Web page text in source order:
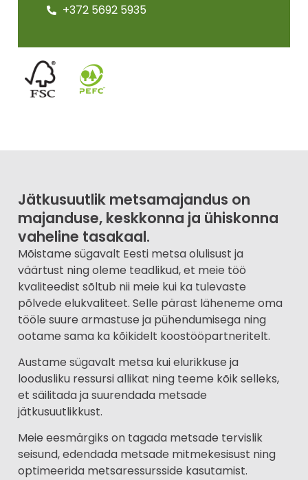
+372 5692 5935
Jätkusuutlik metsamajandus on
majanduse, keskkonna ja ühiskonna
vaheline tasakaal.
Mõistame sügavalt Eesti metsa olulisust ja
väärtust ning oleme teadlikud, et meie töö
kvaliteedist sõltub nii meie kui ka tulevaste
põlvede elukvaliteet. Selle pärast läheneme oma
tööle suure armastuse ja pühendumisega ning
ootame sama ka kõikidelt koostööpartneritelt.
Austame sügavalt metsa kui elurikkuse ja
loodusliku ressursi allikat ning teeme kõik selleks,
et säilitada ja suurendada metsade
jätkusuutlikkust.
Meie eesmärgiks on tagada metsade tervislik
seisund, edendada metsade mitmekesisust ning
optimeerida metsaressursside kasutamist.